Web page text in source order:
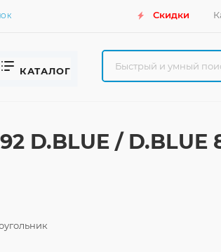
Скидки
КАТАЛОГ
D.BLUE /